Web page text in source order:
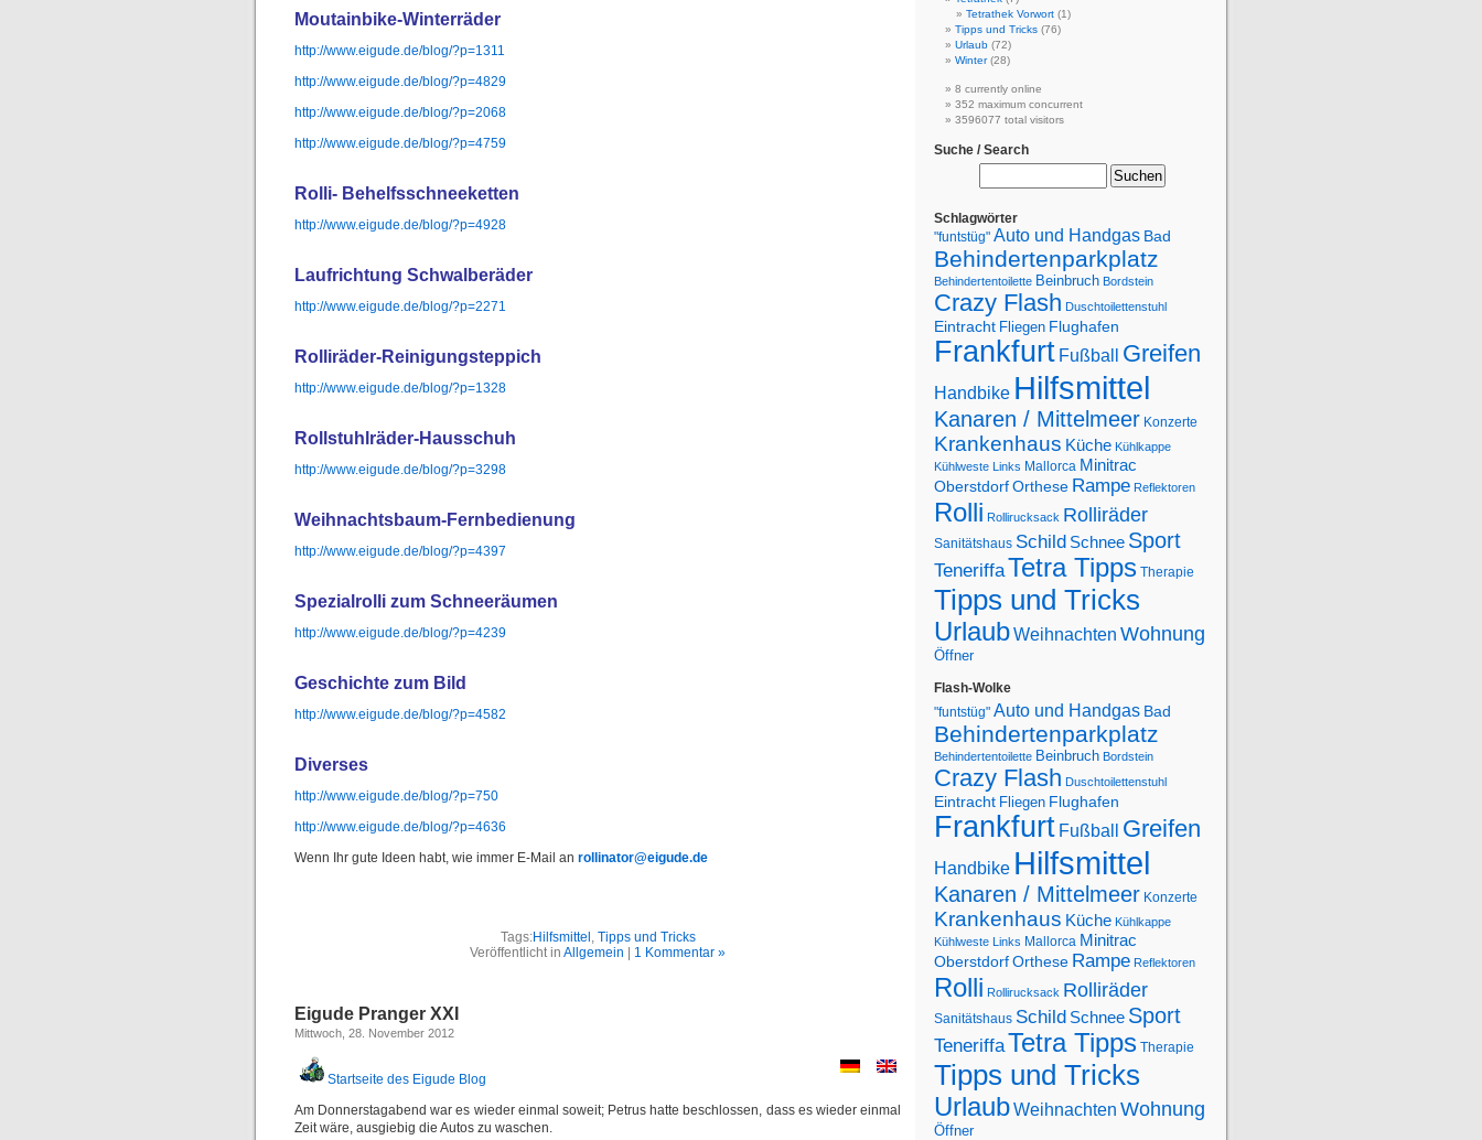
Moutainbike-Winterräder
http://www.eigude.de/blog/?p=1311
http://www.eigude.de/blog/?p=4829
http://www.eigude.de/blog/?p=2068
http://www.eigude.de/blog/?p=4759
Rolli- Behelfsschneeketten
http://www.eigude.de/blog/?p=4928
Laufrichtung Schwalberäder
http://www.eigude.de/blog/?p=2271
Rolliräder-Reinigungsteppich
http://www.eigude.de/blog/?p=1328
Rollstuhlräder-Hausschuh
http://www.eigude.de/blog/?p=3298
Weihnachtsbaum-Fernbedienung
http://www.eigude.de/blog/?p=4397
Spezialrolli zum Schneeräumen
http://www.eigude.de/blog/?p=4239
Geschichte zum Bild
http://www.eigude.de/blog/?p=4582
Diverses
http://www.eigude.de/blog/?p=750
http://www.eigude.de/blog/?p=4636
Wenn Ihr gute Ideen habt, wie immer E-Mail an rollinator@eigude.de
Tags:Hilfsmittel , Tipps und Tricks
Veröffentlicht in Allgemein 1 Kommentar »
Eigude Pranger XXI
Mittwoch, 28. November 2012
Startseite des Eigude Blog
Am Donnerstagabend war es wieder einmal soweit; Petrus hatte beschlossen, dass es wieder einmal
Zeit wäre, ausgiebig die Autos zu waschen.
Tetrathek Vorwort (1)
Tipps und Tricks (76)
Urlaub (72)
Winter(28)
8 currently online
352 maximum concurrent
3596077 total visitors
Suche / Search
Schlagwörter
"funtstüg" Auto und Handgas Bad
Behindertenparkplatz
Behindertentoilette Beinbruch Bordstein
Crazy Flash Duschtoilettenstuhl
Eintracht Fliegen Flughafen
Frankfurt Fußball Greifen
Handbike Hilfsmittel
Kanaren / Mittelmeer Konzerte
Krankenhaus Küche Kühlkappe
Kühlweste Links Mallorca Minitrac
OberstdorfOrthese Rampe Reflektoren
Rolli Rollirucksack Rolliräder
Sanitätshaus Schild Schnee Sport
TeneriffaTetra Tipps Therapie
Tipps und Tricks
UrlaubWeihnachten Wohnung
Öffner
Flash-Wolke
"funtstüg" Auto und Handgas Bad
Behindertenparkplatz
Behindertentoilette Beinbruch Bordstein
Crazy Flash Duschtoilettenstuhl
Eintracht Fliegen Flughafen
Frankfurt Fußball Greifen
Handbike Hilfsmittel
Kanaren / Mittelmeer Konzerte
Krankenhaus Küche Kühlkappe
Kühlweste Links Mallorca Minitrac
OberstdorfOrthese Rampe Reflektoren
Rolli Rollirucksack Rolliräder
Sanitätshaus Schild Schnee Sport
TeneriffaTetra Tipps Therapie
Tipps und Tricks
UrlaubWeihnachten Wohnung
Öffner